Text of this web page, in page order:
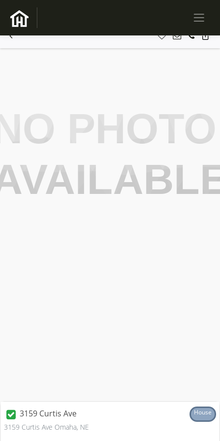
PHOTO
3159 Curtis Ave House
3159 Curtis Ave Omaha, NE